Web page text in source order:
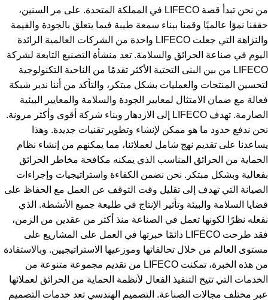
من نحن تبدأ قصة LIFECO في المملكة المتحدة. على مر السنين،
حققنا نموًا عالميًا وقمنا ببناء سمعة طيبة فيما يتعلق بالجودة والقيمة
والنزاهة التي جعلت LIFECO واحدة من الشركات العالمية الرائدة
اليوم في صناعة الحرائق والسلامة. تعد منشأة التصنيع التابعة لشركة
LIFECO من بين البنى التحتية الأكثر تقدمًا من الناحية التكنولوجية
لتحسين المنتجات والعمليات بشكل مبتكر، والتأكد من أننا ندير شبكة
فعالة مع ضمان الامتثال لمعايير الجودة والسلامة والمعايير البيئية
الصارمة. تهدف LIFECO إلى الازدهار وبناء شركة أقوى وأكثر مرونة.
نحن ندفع حدود ما هو ممكن لإنشاء وتطوير تقنيات جديدة. وهذا
يساعدنا على تقديم نهج شامل لعملائنا، مما يمكنهم من إنشاء نظام
الحماية من الحرائق المناسب الذي يمكنه مكافحة مخاطر الحرائق
بفعالية وبشكل مبتكر. نحن نضمن الكفاءة واستراتيجيات وإجراءات
الصيانة التي تهدف إلى تقليل وقت التوقف عن العمل مع الحفاظ على
قضايا السلامة والبيئة وتأثير الإنتاج في طليعة جميع الأنشطة. الذي
نفعله نظرًا لكونها تعمل في الصناعة منذ أكثر من عقدين من الزمن،
فقد طرحت LIFECO دائمًا خبرتها في العمل على المشاريع على
مستوى العالم من خلال تحالفاتها وموزعيها الاستراتيجيين. وبالاستفادة
من هذه الخبرة، تمكنت LIFECO من تقديم مجموعة متنوعة من
الخدمات التي تتيح التنفيذ الفعال لأنظمة الحماية من الحرائق لعملائها
عبر مختلف مجالات الصناعة. التصميم الهندسي تعد خدمات التصميم